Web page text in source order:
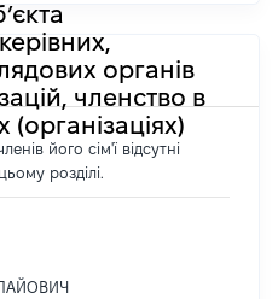
органів
членство в
(організаціях)
його сім'ї відсутні
розділі.